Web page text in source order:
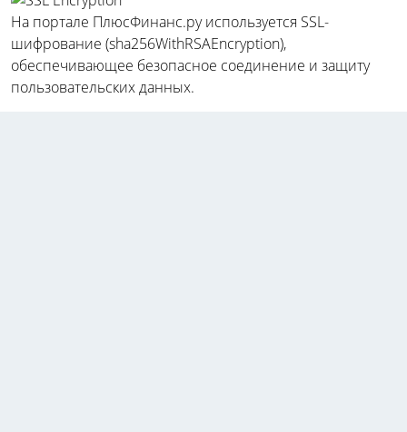
На портале ПлюсФинанс.ру используется SSL-
шифрование (sha256WithRSAEncryption),
обеспечивающее безопасное соединение и защиту
пользовательских данных.